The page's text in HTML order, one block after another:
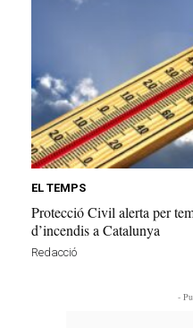
EL TEMPS
Protecció Civil alerta per
d’incendis a Catalunya
Redacció
-